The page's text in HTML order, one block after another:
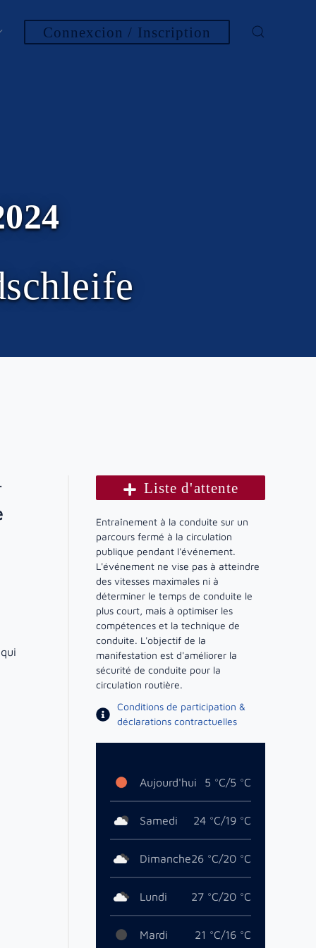
Connexcion / Inscription
Liste d'attente
Entraînement à la conduite sur un
parcours fermé à la circulation
publique pendant l'événement.
L'événement ne vise pas à atteindre
des vitesses maximales ni à
déterminer le temps de conduite le
plus court, mais à optimiser les
compétences et la technique de
conduite. L'objectif de la
manifestation est d'améliorer la
sécurité de conduite pour la
circulation routière.
Conditions de participation &
déclarations contractuelles
Aujourd'hui 5 °C/5 °C
Samedi 24 °C/19 °C
Dimanche26 °C/20 °C
Lundi 27 °C/20 °C
Mardi 21 °C/16 °C